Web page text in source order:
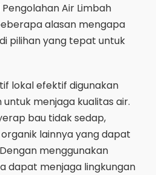
Air Limbah
alasan mengapa
pilihan yang tepat untuk
lokal efektif digunakan
menjaga kualitas air.
bau tidak sedap,
lainnya yang dapat
menggunakan
dapat menjaga lingkungan